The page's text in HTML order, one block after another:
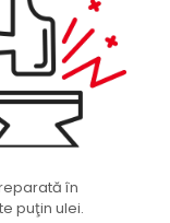
în
puţin ulei.